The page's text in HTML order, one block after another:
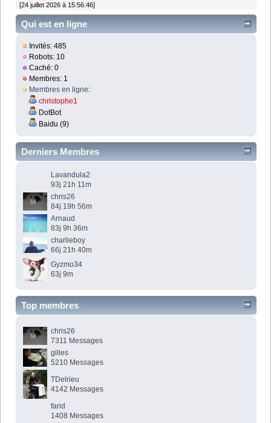
[24 juillet 2026 à 15:56:46]
Qui est en ligne
Invités: 485
Robots: 10
Caché: 0
Membres: 1
Membres en ligne:
christophe1
DotBot
Baidu (9)
Derniers Membres
Lavandula2
93j 21h 11m
chris26
84j 19h 56m
Arnaud
83j 9h 36m
charlieboy
66j 21h 40m
Gyzmo34
63j 9m
Top membres
chris26
7311 Messages
gilles
5210 Messages
TDelrieu
4142 Messages
farid
1408 Messages